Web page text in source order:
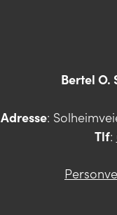
Bertel O.
Adresse:
Tlf: